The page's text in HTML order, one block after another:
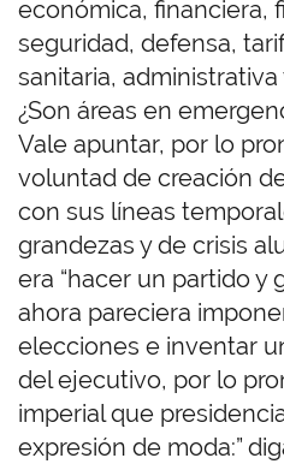
económica, financiera,
seguridad, defensa,
sanitaria, administrativa
¿Son áreas en
Vale apuntar, por lo
voluntad de creación
con sus líneas
grandezas y de crisis
era “hacer un partido y
ahora pareciera
elecciones e inventar
del ejecutivo, por lo
imperial que
expresión de moda:”